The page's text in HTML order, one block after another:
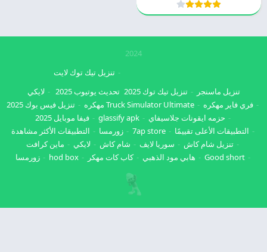
2024
تنزيل ماسنجر تنزيل تيك توك 2025
تنزيل تيك توك لايت
تحديث يوتيوب 2025
لايكي
فري فاير مهكره
Truck Simulator Ultimate مهكره
تنزيل فيس بوك 2025
حزمه ايقونات جلاسيفاي
glassify apk
فيفا موبايل 2025
التطبيقات الأعلى تقييمًا
7ap store زورمسا
التطبيقات الأكثر مشاهدة
تنزيل شام كاش
سوريا لايف شام كاش لايكي
ماين كرافت
Good short
هابي مود الذهبي كاب كات مهكر hod box زورمسا